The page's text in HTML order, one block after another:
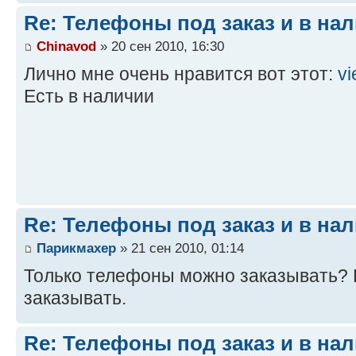
Re: Телефоны под заказ и в
Chinavod » 20 сен 2010, 16:30
Лично мне очень нравится вот этот:
Есть в наличии
Re: Телефоны под заказ и в
Парикмахер » 21 сен 2010, 01:14
Только телефоны можно
заказывать.
Re: Телефоны под заказ и в